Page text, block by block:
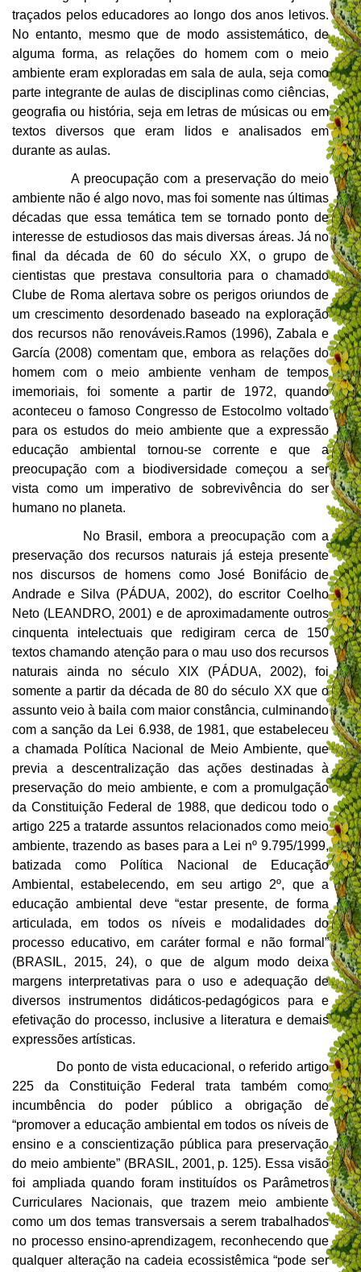
traçados pelos educadores ao longo dos anos letivos.
No entanto, mesmo que de modo assistemático, de
alguma forma, as relações do homem com o meio
ambiente eram exploradas em sala de aula, seja como
parte integrante de aulas de disciplinas como ciências,
geografia ou história, seja em letras de músicas ou em
textos diversos que eram lidos e analisados em
durante as aulas.
A preocupação com a preservação do meio
ambiente não é algo novo, mas foi somente nas últimas
décadas que essa temática tem se tornado ponto de
interesse de estudiosos das mais diversas áreas. Já no
final da década de 60 do século XX, o grupo de
cientistas que prestava consultoria para o chamado
Clube de Roma alertava sobre os perigos oriundos de
um crescimento desordenado baseado na exploração
dos recursos não renováveis.Ramos (1996), Zabala e
García (2008) comentam que, embora as relações do
homem com o meio ambiente venham de tempos
imemoriais, foi somente a partir de 1972, quando
aconteceu o famoso Congresso de Estocolmo voltado
para os estudos do meio ambiente que a expressão
educação ambiental tornou-se corrente e que a
preocupação com a biodiversidade começou a ser
vista como um imperativo de sobrevivência do ser
humano no planeta.
No Brasil, embora a preocupação com a
preservação dos recursos naturais já esteja presente
nos discursos de homens como José Bonifácio de
Andrade e Silva (PÁDUA, 2002), do escritor Coelho
Neto (LEANDRO, 2001) e de aproximadamente outros
cinquenta intelectuais que redigiram cerca de 150
textos chamando atenção para o mau uso dos recursos
naturais ainda no século XIX (PÁDUA, 2002), foi
somente a partir da década de 80 do século XX que o
assunto veio à baila com maior constância, culminando
com a sanção da Lei 6.938, de 1981, que estabeleceu
a chamada Política Nacional de Meio Ambiente, que
previa a descentralização das ações destinadas à
preservação do meio ambiente, e com a promulgação
da Constituição Federal de 1988, que dedicou todo o
artigo 225 a tratarde assuntos relacionados como meio
ambiente, trazendo as bases para a Lei nº 9.795/1999,
batizada como Política Nacional de Educação
Ambiental, estabelecendo, em seu artigo 2º, que a
educação ambiental deve “estar presente, de forma
articulada, em todos os níveis e modalidades do
processo educativo, em caráter formal e não formal”
(BRASIL, 2015, 24), o que de algum modo deixa
margens interpretativas para o uso e adequação de
diversos instrumentos didáticos-pedagógicos para e
efetivação do processo, inclusive a literatura e demais
expressões artísticas.
Do ponto de vista educacional, o referido artigo
225 da Constituição Federal trata também como
incumbência do poder público a obrigação de
“promover a educação ambiental em todos os níveis de
ensino e a conscientização pública para preservação
do meio ambiente” (BRASIL, 2001, p. 125). Essa visão
foi ampliada quando foram instituídos os Parâmetros
Curriculares Nacionais, que trazem meio ambiente
como um dos temas transversais a serem trabalhados
no processo ensino-aprendizagem, reconhecendo que
qualquer alteração na cadeia ecossistêmica “pode ser